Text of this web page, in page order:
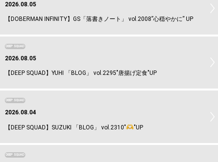
2026.08.05
【DOBERMAN INFINITY】GS「落書きノート」 vol.2008”心穏やかに” UP
DEEP SQUAD
2026.08.05
【DEEP SQUAD】YUHI 「BLOG」 vol.2295"唐揚げ定食"UP
DEEP SQUAD
2026.08.04
【DEEP SQUAD】SUZUKI 「BLOG」 vol.2310" "UP
DEEP SQUAD